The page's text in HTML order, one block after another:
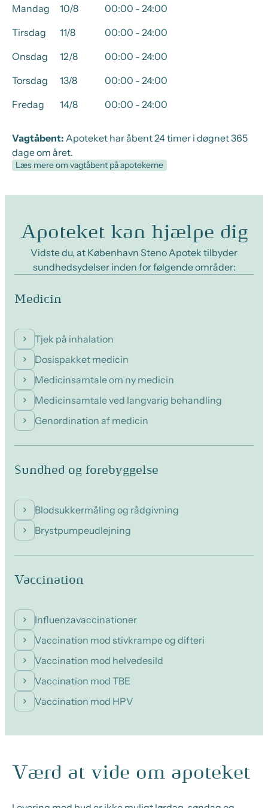
Mandag
10/8
00:00 - 24:00
Tirsdag
11/8
00:00 - 24:00
Onsdag
12/8
00:00 - 24:00
Torsdag
13/8
00:00 - 24:00
Fredag
14/8 00:00 - 24:00
Vagtåbent: Apoteket har åbent 24 timer i døgnet 365
dage om året.
Læs mere om vagtåbent på apotekerne
Apoteket kan hjælpe dig
Vidste du, at København Steno Apotek tilbyder
sundhedsydelser inden for følgende områder:
Medicin
Tjek på inhalation
Dosispakket medicin
Medicinsamtale om ny medicin
Medicinsamtale ved langvarig behandling
Genordination af medicin
Sundhed og forebyggelse
Blodsukkermåling og rådgivning
Brystpumpeudlejning
Vaccination
Influenzavaccinationer
Vaccination mod stivkrampe og difteri
Vaccination mod helvedesild
Vaccination mod TBE
Vaccination mod HPV
Værd at vide om apoteket